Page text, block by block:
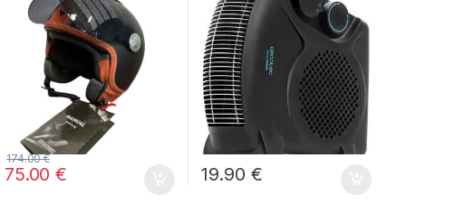
75.00€
174.00€
19.90 €